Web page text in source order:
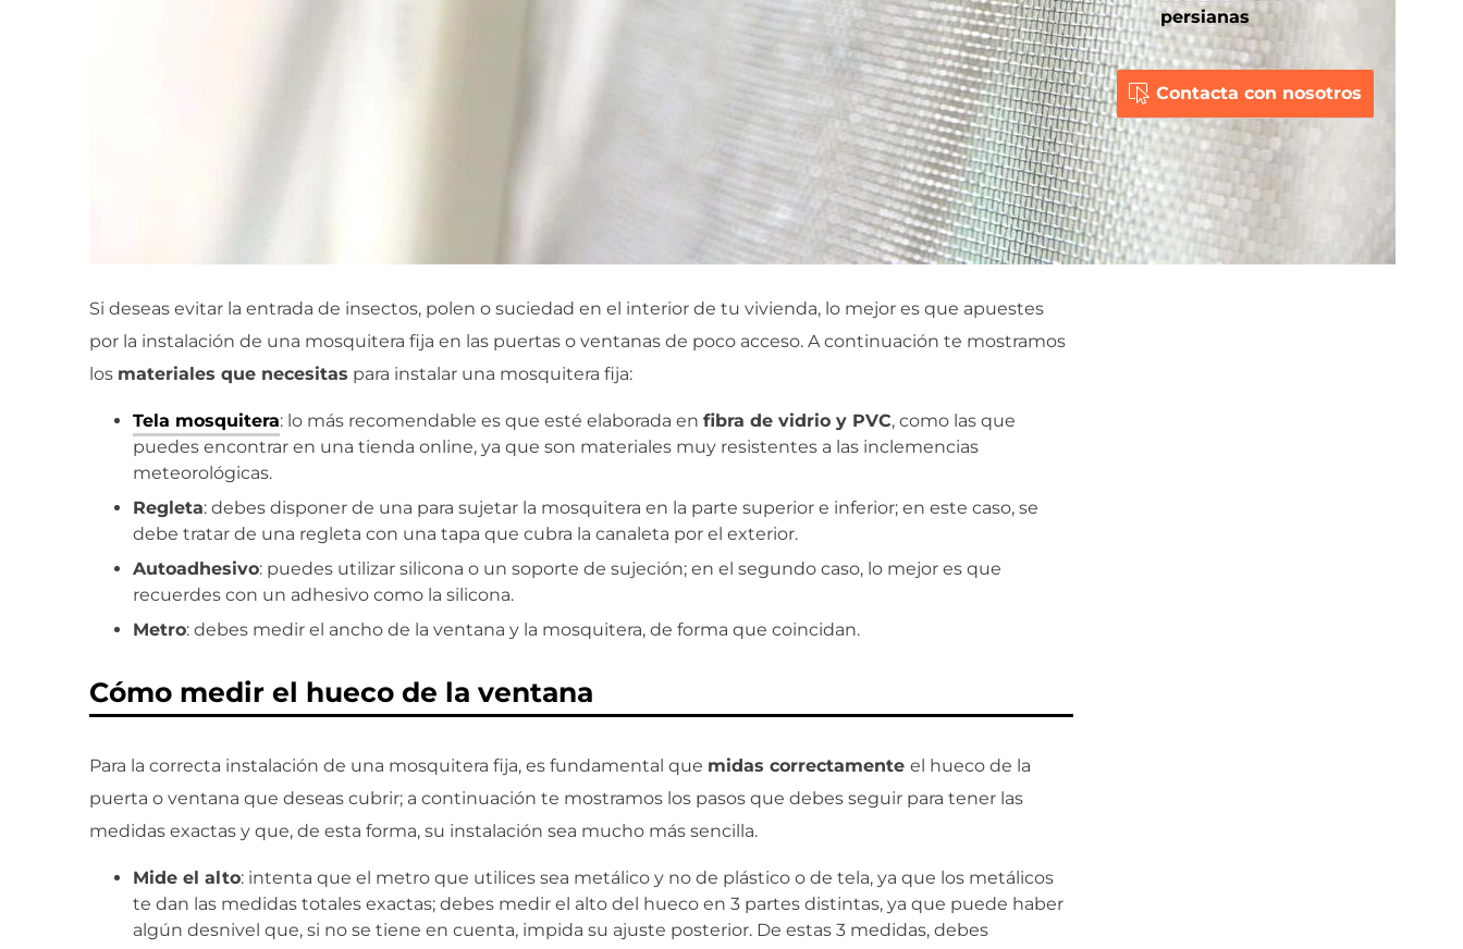
Si deseas evitar la entrada de insectos, polen o suciedad en el interior de tu vivienda, lo mejor es que apuestes
por la instalación de una mosquitera fija en las puertas o ventanas de poco acceso. A continuación te mostramos
los materiales que necesitas para instalar una mosquitera fija:
Tela mosquitera: lo más recomendable es que esté elaborada en fibra de vidrio y PVC, como las que
puedes encontrar en una tienda online, ya que son materiales muy resistentes a las inclemencias
meteorológicas.
Regleta: debes disponer de una para sujetar la mosquitera en la parte superior e inferior; en este caso, se
debe tratar de una regleta con una tapa que cubra la canaleta por el exterior.
Autoadhesivo: puedes utilizar silicona o un soporte de sujeción; en el segundo caso, lo mejor es que
recuerdes con un adhesivo como la silicona.
Metro: debes medir el ancho de la ventana y la mosquitera, de forma que coincidan.
Cómo medir el hueco de la ventana
Para la correcta instalación de una mosquitera fija, es fundamental que midas correctamente el hueco de la
puerta o ventana que deseas cubrir; a continuación te mostramos los pasos que debes seguir para tener las
medidas exactas y que, de esta forma, su instalación sea mucho más sencilla.
Mide el alto: intenta que el metro que utilices sea metálico y no de plástico o de tela, ya que los metálicos
te dan las medidas totales exactas; debes medir el alto del hueco en 3 partes distintas, ya que puede haber
algún desnivel que, si no se tiene en cuenta, impida su ajuste posterior. De estas 3 medidas, debes
persianas
Contacta con nosotros